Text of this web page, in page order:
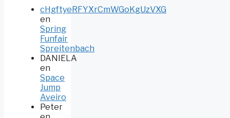
cHgftyeRFYXrCmWGoKgUzVXG
en
Spring
Funfair
Spreitenbach
DANIELA
en
Space
Jump
Aveiro
Peter